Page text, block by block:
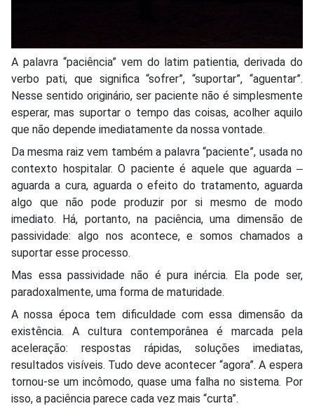
A palavra “paciência” vem do latim patientia, derivada do
verbo pati, que significa “sofrer”, “suportar”, “aguentar”.
Nesse sentido originário, ser paciente não é simplesmente
esperar, mas suportar o tempo das coisas, acolher aquilo
que não depende imediatamente da nossa vontade.
Da mesma raiz vem também a palavra “paciente”, usada no
contexto hospitalar. O paciente é aquele que aguarda ‒
aguarda a cura, aguarda o efeito do tratamento, aguarda
algo que não pode produzir por si mesmo de modo
imediato. Há, portanto, na paciência, uma dimensão de
passividade: algo nos acontece, e somos chamados a
suportar esse processo.
Mas essa passividade não é pura inércia. Ela pode ser,
paradoxalmente, uma forma de maturidade.
A nossa época tem dificuldade com essa dimensão da
existência. A cultura contemporânea é marcada pela
aceleração: respostas rápidas, soluções imediatas,
resultados visíveis. Tudo deve acontecer “agora”. A espera
tornou-se um incômodo, quase uma falha no sistema. Por
isso, a paciência parece cada vez mais “curta”.